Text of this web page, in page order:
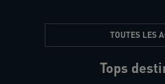
TOUTES LES
Tops